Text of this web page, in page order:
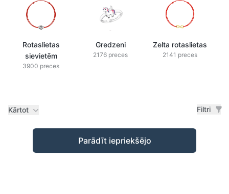
Rotaslietas
sievietēm
3900 preces
Gredzeni
2176 preces
Zelta rotaslietas
2141 preces
Kārtot Filtri
Preces
Parādīt iepriekšējo